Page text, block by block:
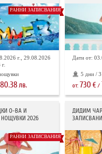
РАННИ ЗАПИСВАНИЯ
г., 29.08.2026
лв.
Дати от:
5 дни /
от: 730 € /
О-ВА И
2026
РАННИ ЗАПИСВАНИЯ
ДИДИМ